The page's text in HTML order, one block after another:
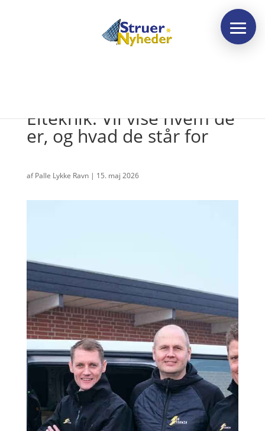
Elteknik: Vil vise hvem de
er, og hvad de står for
afPalle Lykke Ravn| 15. maj 2026